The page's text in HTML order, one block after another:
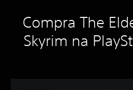
Compra The
Skyrim na